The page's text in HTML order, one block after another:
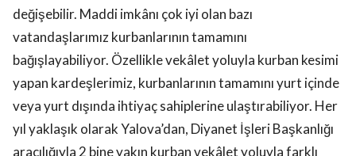
değişebilir. Maddi imkânı çok iyi olan bazı
vatandaşlarımız kurbanlarının tamamını
bağışlayabiliyor. Özellikle vekâlet yoluyla kurban kesimi
yapan kardeşlerimiz, kurbanlarının tamamını yurt içinde
veya yurt dışında ihtiyaç sahiplerine ulaştırabiliyor. Her
yıl yaklaşık olarak Yalova’dan, Diyanet İşleri Başkanlığı
aracılığıyla 2 bine yakın kurban vekâlet yoluyla farklı